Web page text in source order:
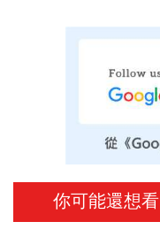
你可能還想看